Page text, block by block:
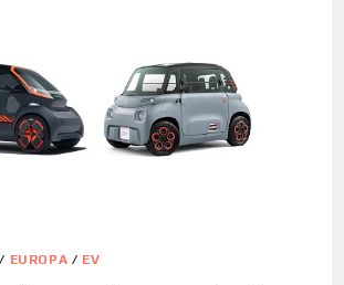
/ EUROPA / EV